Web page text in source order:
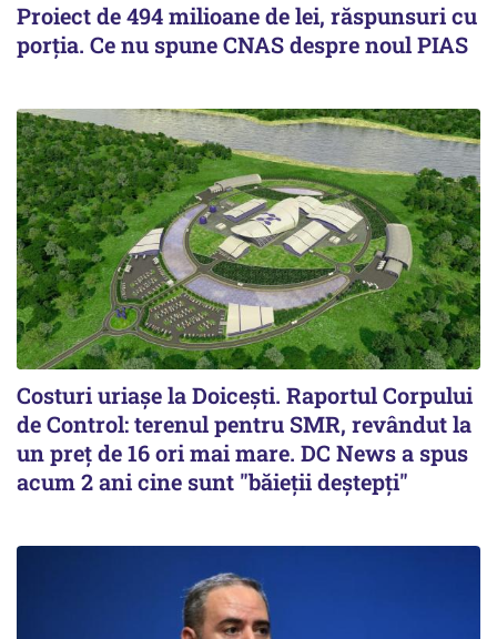
Proiect de 494 milioane de lei, răspunsuri cu
porția. Ce nu spune CNAS despre noul PIAS
Costuri uriaşe la Doiceşti. Raportul Corpului
de Control: terenul pentru SMR, revândut la
un preţ de 16 ori mai mare. DC News a spus
acum 2 ani cine sunt "băieţii deştepţi"